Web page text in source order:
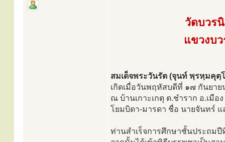
วัดบวร
แขวงบ
สมเด็จพระวันรัต (จุนท์ พฺรหฺมคุตฺ
เกิดเมื่อวันพฤหัสบดีที่ ๑๗ กันยา
ณ บ้านเกาะเกตุ ต.ชำราก อ.เมือ
โยมบิดา-มารดา ชื่อ นายจันทร์
ท่านสำเร็จการศึกษาชั้นประถมปี